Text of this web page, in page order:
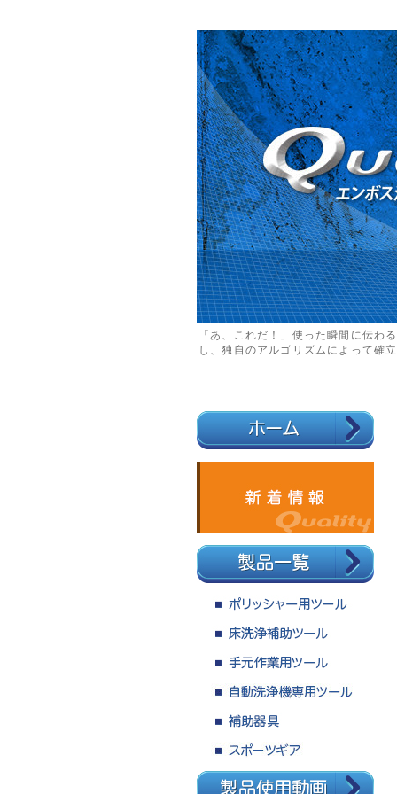
「あ、これだ！」使った瞬間に伝わ
し、独自のアルゴリズムによって確